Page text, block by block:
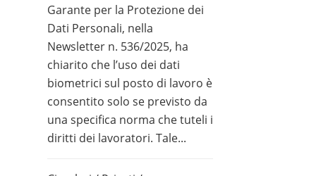
Garante per la Protezione dei
Dati Personali, nella
Newsletter n. 536/2025, ha
chiarito che l’uso dei dati
biometrici sul posto di lavoro è
consentito solo se previsto da
una specifica norma che tuteli i
diritti dei lavoratori. Tale...